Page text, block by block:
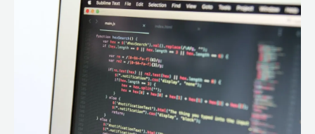
revolucionando
desenvolvimento